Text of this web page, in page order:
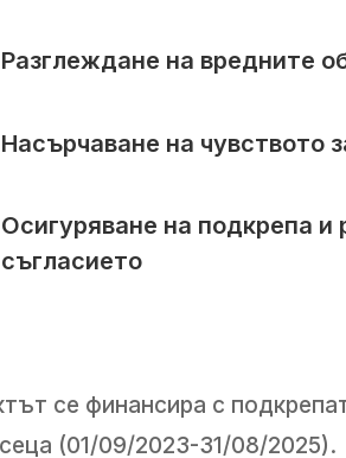
Разглеждане на вредните
Насърчаване на чувството
Осигуряване на подкрепа и
съгласието
се финансира с
(01/09/2023-31/08/2025).